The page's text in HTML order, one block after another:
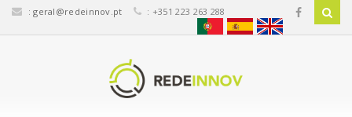
:geral@redeinnov.pt : +351 223 263 288